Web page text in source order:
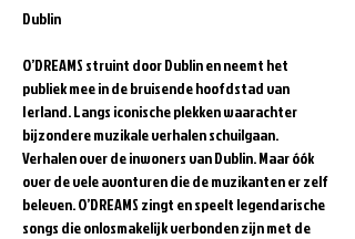
O’DREAMS struint door Dublin en neemt het
publiek mee in de bruisende hoofdstad van
Ierland. Langs iconische plekken waarachter
bijzondere muzikale verhalen schuilgaan.
Verhalen over de inwoners van Dublin. Maar óók
over de vele avonturen die de muzikanten er zelf
beleven. O’DREAMS zingt en speelt legendarische
songs die onlosmakelijk verbonden zijn met de